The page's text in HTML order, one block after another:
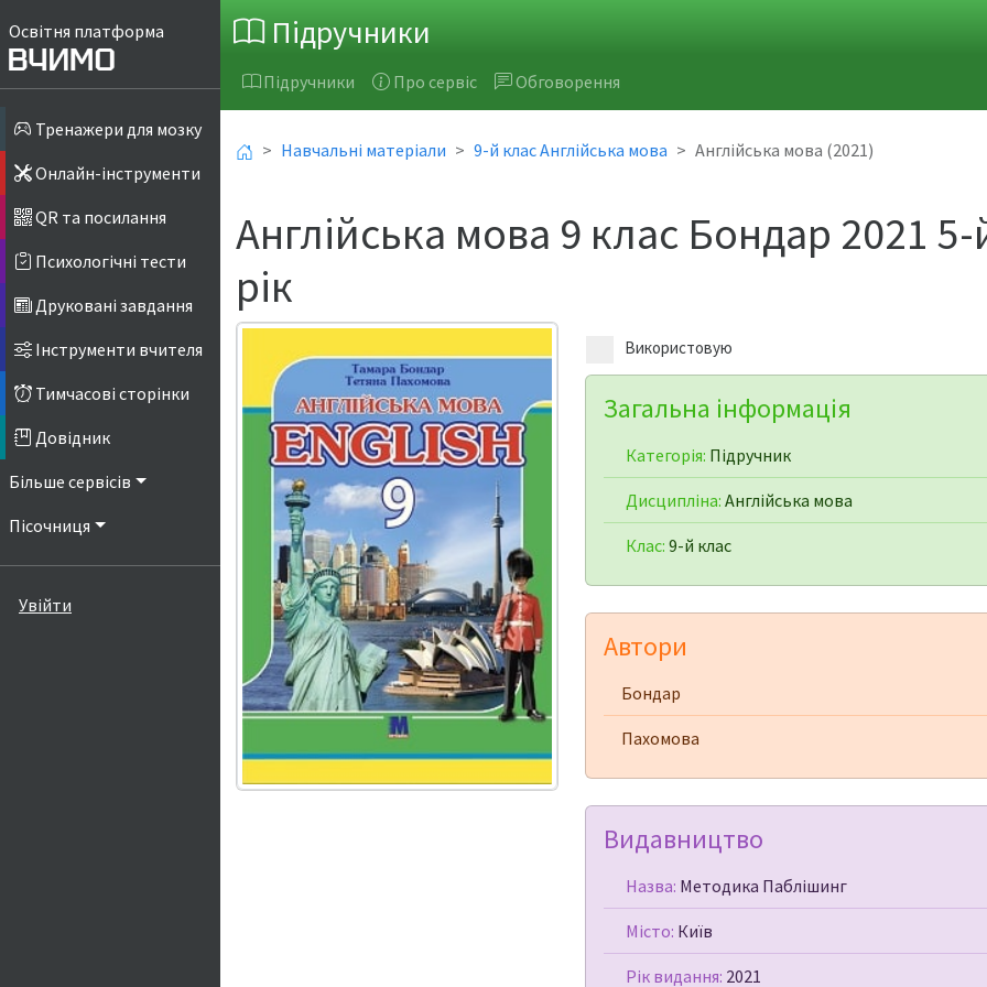
Освітня платформа
Тренажери для мозку
Онлайн-інструменти
QR та посилання
Психологічні тести
Друковані завдання
Інструменти вчителя
Тимчасові сторінки
Довідник
Більше сервісів
Пісочниця
Увійти
Підручники
Підручники Про сервіс Обговорення
Навчальні матеріали 9-й клас Англійська мова Англійська мова (2021)
Англійська мова 9 клас Бондар 2021
рік
Використовую
Загальна інформація
Категорія: Підручник
Дисципліна: Англійська мова
Клас: 9-й клас
Автори
Бондар
Пахомова
Видавництво
Назва: Методика Паблішинг
Місто: Київ
Рік видання: 2021